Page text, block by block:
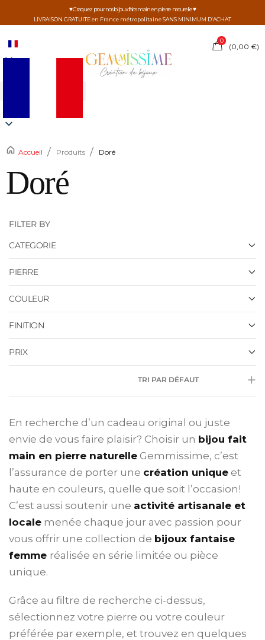
♥ Craquez pour nos bijoux faits main en pierre naturelle ♥
LIVRAISON GRATUITE en France métropolitaine SANS MINIMUM D’ACHAT
0
(0,00€)
Accueil / Produits / Doré
Doré
FILTER BY
CATEGORIE
PIERRE
COULEUR
FINITION
PRIX
TRI PAR DÉFAUT
En recherche d’un cadeau original ou juste
envie de vous faire plaisir? Choisir un bijou fait
main en pierre naturelle Gemmissime, c’est
l’assurance de porter une création unique et
haute en couleurs, quelle que soit l’occasion!
C’est aussi soutenir une activité artisanale et
locale menée chaque jour avec passion pour
vous offrir une collection de bijoux fantaise
femme réalisée en série limitée ou pièce
unique.
Grâce au filtre de recherche ci-dessus,
sélectionnez votre pierre ou votre couleur
préférée par exemple, et trouvez en quelques